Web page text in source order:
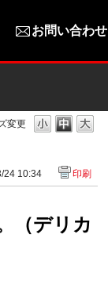
お問い合わせ
変更
24 10:34 印刷
（デリカ